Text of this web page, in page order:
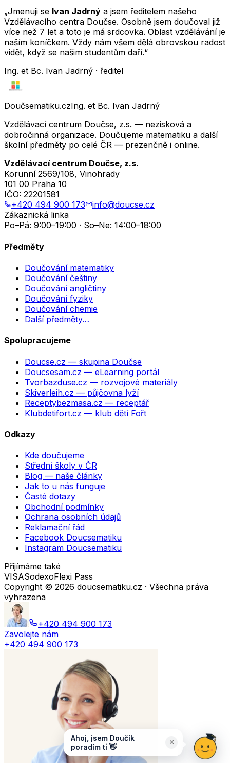
„Jmenuji se Ivan Jadrný a jsem ředitelem našeho
Vzdělávacího centra Doučse. Osobně jsem doučoval již
více než 7 let a toto je má srdcovka. Oblast vzdělávání je
naším koníčkem. Vždy nám všem dělá obrovskou radost
vidět, když se našim studentům daří.“
Ing. et Bc. Ivan Jadrný · ředitel
Doučsematiku.czIng. et Bc. Ivan Jadrný
Vzdělávací centrum Doučse, z.s. — nezisková a
dobročinná organizace. Doučujeme matematiku a další
školní předměty po celé ČR — prezenčně i online.
Vzdělávací centrum Doučse, z.s.
Korunní 2569/108, Vinohrady
101 00 Praha 10
IČO: 22201581
+420 494 900 173
info@doucse.cz
Zákaznická linka
Po–Pá: 9:00–19:00 · So–Ne: 14:00–18:00
Předměty
Doučování matematiky
Doučování češtiny
Doučování angličtiny
Doučování fyziky
Doučování chemie
Další předměty…
Spolupracujeme
Doucse.cz — skupina Doučse
Doucsesam.cz — eLearning portál
Tvorbazduse.cz — rozvojové materiály
Skiverleih.cz — půjčovna lyží
Receptybezmasa.cz — receptář
Klubdetifort.cz — klub dětí Fořt
Odkazy
Kde doučujeme
Střední školy v ČR
Blog — naše články
Jak to u nás funguje
Časté dotazy
Obchodní podmínky
Ochrana osobních údajů
Reklamační řád
Facebook Doucsematiku
Instagram Doucsematiku
Přijímáme také
VISASodexoFlexi Pass
Copyright © 2026 doucsematiku.cz · Všechna práva
vyhrazena
+420 494 900 173
Zavolejte nám
+420 494 900 173
Ahoj, jsem Doučík
poradím ti 👋
×